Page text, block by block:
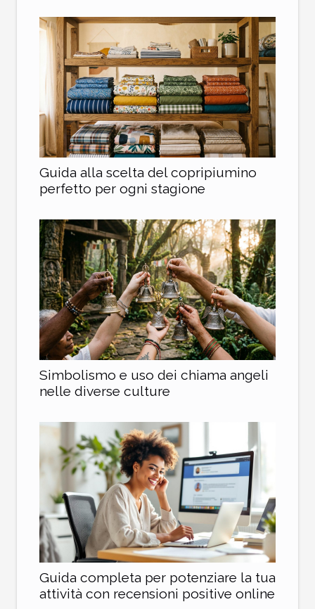
Guida alla scelta del copripiumino
perfetto per ogni stagione
Simbolismo e uso dei chiama angeli
nelle diverse culture
Guida completa per potenziare la tua
attività con recensioni positive online